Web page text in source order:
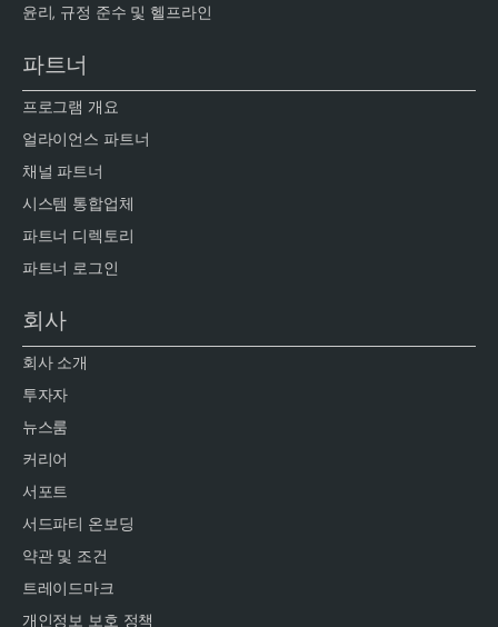
윤리, 규정 준수 및 헬프라인
파트너
프로그램 개요
얼라이언스 파트너
채널 파트너
시스템 통합업체
파트너 디렉토리
파트너 로그인
회사
회사 소개
투자자
뉴스룸
커리어
서포트
서드파티 온보딩
약관 및 조건
트레이드마크
개인정보 보호 정책